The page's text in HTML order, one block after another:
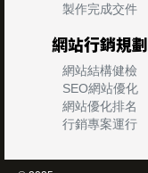
製作完成交件
網站行銷規劃
網站結構健檢
SEO網站優化
網站優化排名
行銷專案運行